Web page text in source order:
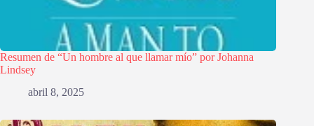
Resumen de “Un hombre al que llamar mío” por Johanna
Lindsey
abril 8, 2025